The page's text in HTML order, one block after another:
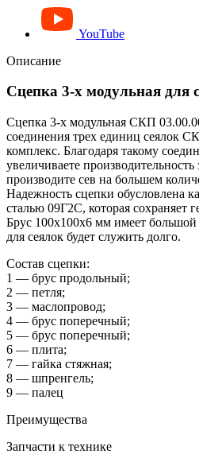
YouTube
Описание
Сцепка 3-х модульная для
Сцепка 3-х модульная СКП
соединения трех единиц сеялок
комплекс. Благодаря такому
увеличиваете производительность
производите сев на большем
Надежность сцепки обусловлена
сталью 09Г2С, которая сохраняет
Брус 100х100х6 мм имеет большой
для сеялок будет служить долго.
Состав сцепки:
1 — брус продольный;
2 — петля;
3 — маслопровод;
4 — брус поперечный;
5 — брус поперечный;
6 — плита;
7 — гайка стяжная;
8 — шпренгель;
9 — палец
Преимущества
Запчасти к технике